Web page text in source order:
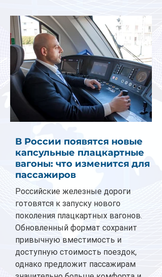
В России появятся новые
капсульные плацкартные
вагоны: что изменится для
пассажиров
Российские железные дороги
готовятся к запуску нового
поколения плацкартных вагонов.
Обновленный формат сохранит
привычную вместимость и
доступную стоимость поездок,
однако предложит пассажирам